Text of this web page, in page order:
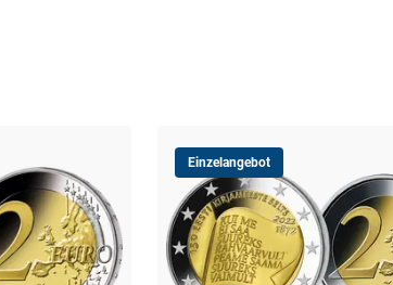
Einzelangebot